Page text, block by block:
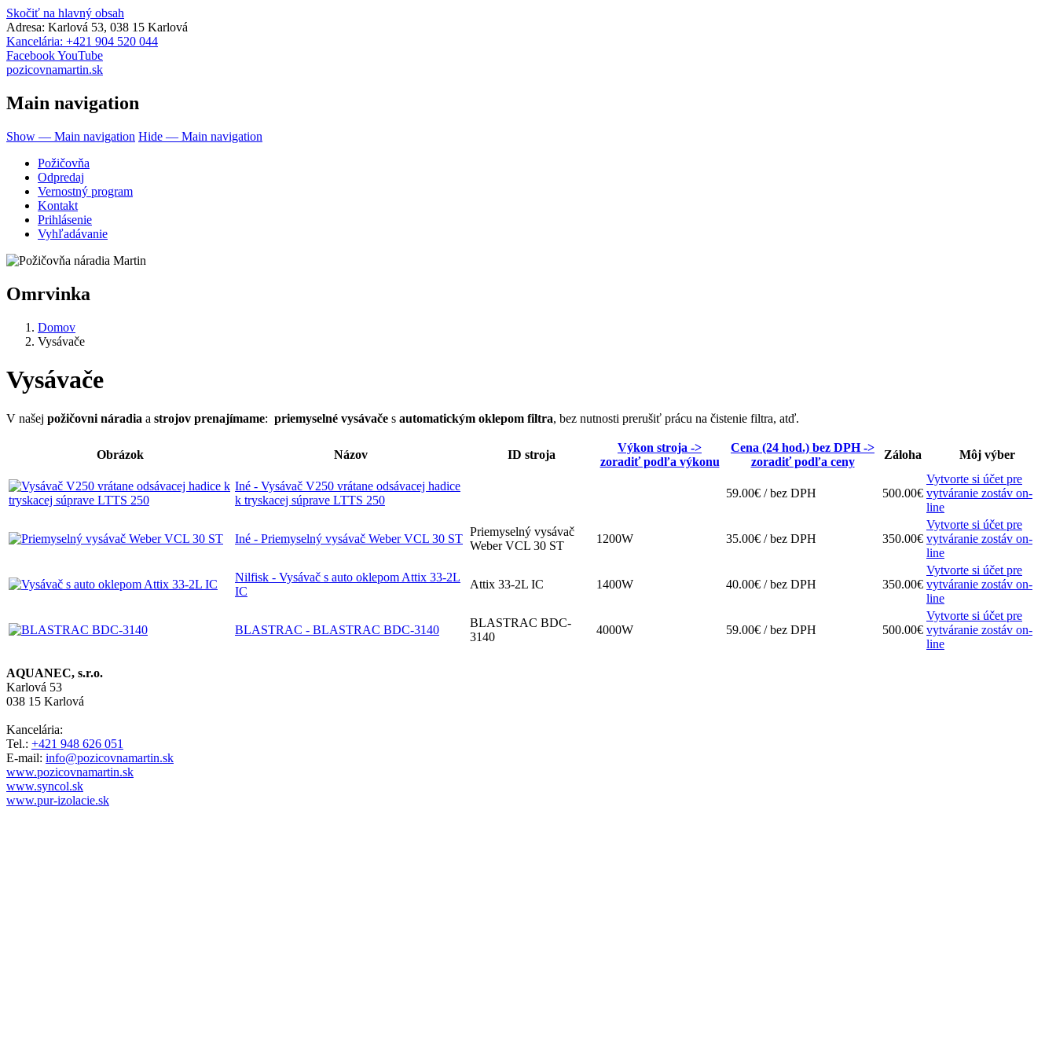
Skočiť na hlavný obsah
Adresa: Karlová 53, 038 15 Karlová
Kancelária: +421 904 520 044
FacebookYouTube
pozicovnamartin.sk
Main navigation
Show — Main navigation Hide — Main navigation
Požičovňa
Odpredaj
Vernostný program
Kontakt
Prihlásenie
Vyhľadávanie
Omrvinka
Domov
Vysávače
Vysávače
V našej požičovni náradia a strojov prenajímame: priemyselné vysávače s automatickým oklepom filtra, bez nutnosti prerušiť prácu na čistenie filtra, atď.
Obrázok Názov ID stroja
Výkon stroja ->
zoradiť podľa výkonu
Cena (24 hod.) bez DPH ->
zoradiť podľa ceny
Záloha Môj výber
Iné - Vysávač V250 vrátane odsávacej hadice
k tryskacej súprave LTTS 250
59.00€ / bez DPH 500.00€
Vytvorte si účet pre
vytváranie zostáv on-
line
Iné - Priemyselný vysávač Weber VCL 30 ST
Priemyselný vysávač
Weber VCL 30 ST
1200W 35.00€ / bez DPH 350.00€
Vytvorte si účet pre
vytváranie zostáv on-
line
Nilfisk - Vysávač s auto oklepom Attix 33-2L
IC
Attix 33-2L IC 1400W 40.00€ / bez DPH 350.00€
Vytvorte si účet pre
vytváranie zostáv on-
line
BLASTRAC - BLASTRAC BDC-3140
BLASTRAC BDC-
3140
4000W 59.00€ / bez DPH 500.00€
Vytvorte si účet pre
vytváranie zostáv on-
line
AQUANEC, s.r.o.
Karlová 53
038 15 Karlová
Kancelária:
Tel.: +421 948 626 051
E-mail: info@pozicovnamartin.sk
www.pozicovnamartin.sk
www.syncol.sk
www.pur-izolacie.sk